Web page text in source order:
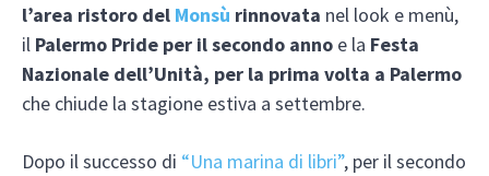
l’area ristoro del Monsù rinnovata nel look e menù,
il Palermo Pride per il secondo anno e la Festa
Nazionale dell’Unità, per la prima volta a Palermo
che chiude la stagione estiva a settembre.
Dopo il successo di “Una marina di libri”, per il secondo